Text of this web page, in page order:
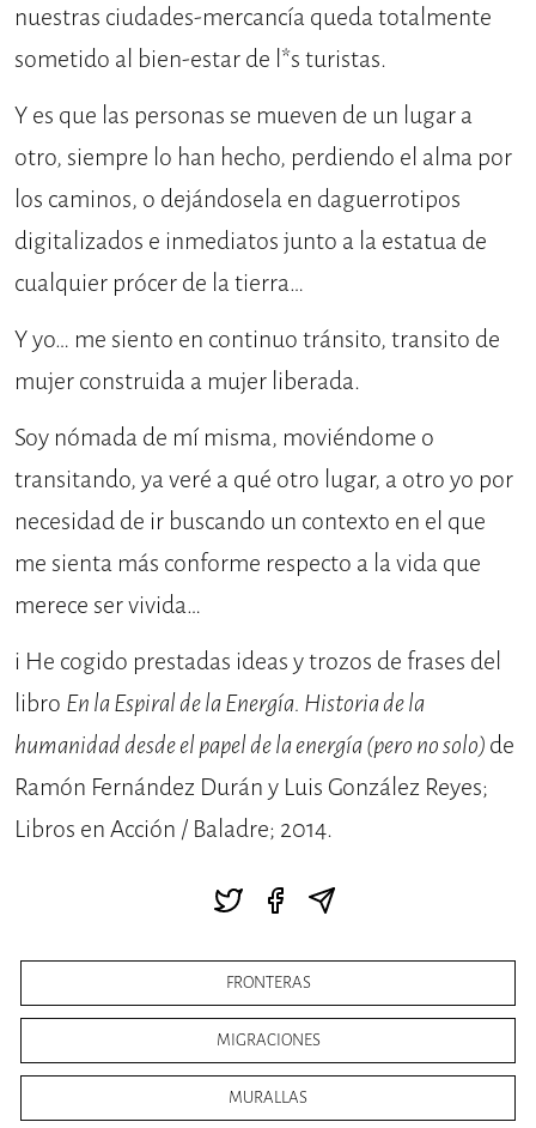
nuestras ciudades-mercancía queda totalmente
sometido al bien-estar de l*s turistas.
Y es que las personas se mueven de un lugar a
otro, siempre lo han hecho, perdiendo el alma por
los caminos, o dejándosela en daguerrotipos
digitalizados e inmediatos junto a la estatua de
cualquier prócer de la tierra…
Y yo… me siento en continuo tránsito, transito de
mujer construida a mujer liberada.
Soy nómada de mí misma, moviéndome o
transitando, ya veré a qué otro lugar, a otro yo por
necesidad de ir buscando un contexto en el que
me sienta más conforme respecto a la vida que
merece ser vivida…
i He cogido prestadas ideas y trozos de frases del
libro En la Espiral de la Energía. Historia de la
humanidad desde el papel de la energía (pero no solo)de
Ramón Fernández Durán y Luis González Reyes;
Libros en Acción / Baladre; 2014.
FRONTERAS
MIGRACIONES
MURALLAS